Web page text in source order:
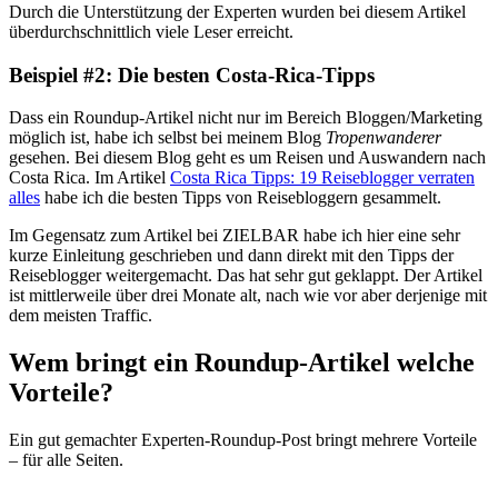
Durch die Unterstützung der Experten wurden bei diesem Artikel
überdurchschnittlich viele Leser erreicht.
Beispiel #2: Die besten Costa-Rica-Tipps
Dass ein Roundup-Artikel nicht nur im Bereich Bloggen/Marketing
möglich ist, habe ich selbst bei meinem Blog Tropenwanderer
gesehen. Bei diesem Blog geht es um Reisen und Auswandern nach
Costa Rica. Im Artikel Costa Rica Tipps: 19 Reiseblogger verraten
alles habe ich die besten Tipps von Reisebloggern gesammelt.
Im Gegensatz zum Artikel bei ZIELBAR habe ich hier eine sehr
kurze Einleitung geschrieben und dann direkt mit den Tipps der
Reiseblogger weitergemacht. Das hat sehr gut geklappt. Der Artikel
ist mittlerweile über drei Monate alt, nach wie vor aber derjenige mit
dem meisten Traffic.
Wem bringt ein Roundup-Artikel welche
Vorteile?
Ein gut gemachter Experten-Roundup-Post bringt mehrere Vorteile
– für alle Seiten.